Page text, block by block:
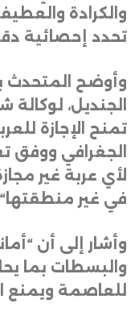
والكرادة
تحدد إحصائية
وأوضح المتحدث
الجنديل،
تمنح الإجازة
الجغرافي ووفق
لأي عربة غير
في غير منطقتها
وأشار إلى أن
والبسطات بما
للعاصمة ويمنع